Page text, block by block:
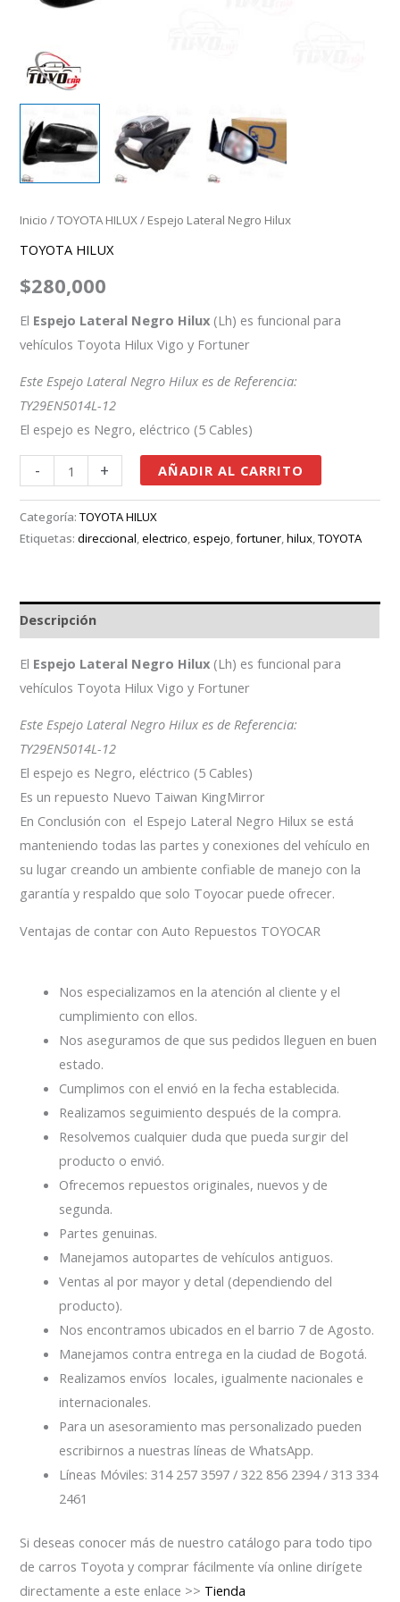
Inicio /TOYOTA HILUX/ Espejo Lateral Negro Hilux
TOYOTA HILUX
$280,000
El Espejo Lateral Negro Hilux (Lh) es funcional para
vehículos Toyota Hilux Vigo y Fortuner
Este Espejo Lateral Negro Hilux es de Referencia:
TY29EN5014L-12
El espejo es Negro, eléctrico (5 Cables)
- + AÑADIR AL CARRITO
Categoría:TOYOTA HILUX
Etiquetas:direccional,electrico,espejo,fortuner,hilux,TOYOTA
Descripción
El Espejo Lateral Negro Hilux (Lh) es funcional para
vehículos Toyota Hilux Vigo y Fortuner
Este Espejo Lateral Negro Hilux es de Referencia:
TY29EN5014L-12
El espejo es Negro, eléctrico (5 Cables)
Es un repuesto Nuevo Taiwan KingMirror
En Conclusión con el Espejo Lateral Negro Hilux se está
manteniendo todas las partes y conexiones del vehículo en
su lugar creando un ambiente confiable de manejo con la
garantía y respaldo que solo Toyocar puede ofrecer.
Ventajas de contar con Auto Repuestos TOYOCAR
Nos especializamos en la atención al cliente y el
cumplimiento con ellos.
Nos aseguramos de que sus pedidos lleguen en buen
estado.
Cumplimos con el envió en la fecha establecida.
Realizamos seguimiento después de la compra.
Resolvemos cualquier duda que pueda surgir del
producto o envió.
Ofrecemos repuestos originales, nuevos y de
segunda.
Partes genuinas.
Manejamos autopartes de vehículos antiguos.
Ventas al por mayor y detal (dependiendo del
producto).
Nos encontramos ubicados en el barrio 7 de Agosto.
Manejamos contra entrega en la ciudad de Bogotá.
Realizamos envíos locales, igualmente nacionales e
internacionales.
Para un asesoramiento mas personalizado pueden
escribirnos a nuestras líneas de WhatsApp.
Líneas Móviles: 314 257 3597 / 322 856 2394 / 313 334
2461
Si deseas conocer más de nuestro catálogo para todo tipo
de carros Toyota y comprar fácilmente vía online dirígete
directamente a este enlace >> Tienda